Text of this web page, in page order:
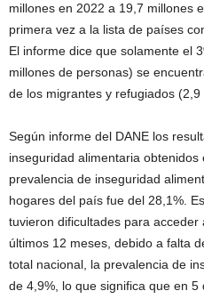
millones en 2022 a 19,7 millones
primera vez a la lista de países
El informe dice que solamente el
millones de personas) se
de los migrantes y refugiados (2,9
Según informe del DANE los
inseguridad alimentaria obtenidos
prevalencia de inseguridad
hogares del país fue del 28,1%.
tuvieron dificultades para
últimos 12 meses, debido a falta
total nacional, la prevalencia de
de 4,9%, lo que significa que en